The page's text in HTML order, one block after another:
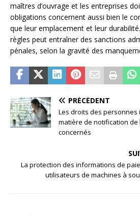
maîtres d’ouvrage et les entreprises
obligations concernent aussi bien le
que leur emplacement et leur
règles peut entraîner des sanctions
pénales, selon la gravité des
PRÉCÉDENT
Les droits des personnes
matière de notification de
concernés
La protection des informations de
utilisateurs de machines à